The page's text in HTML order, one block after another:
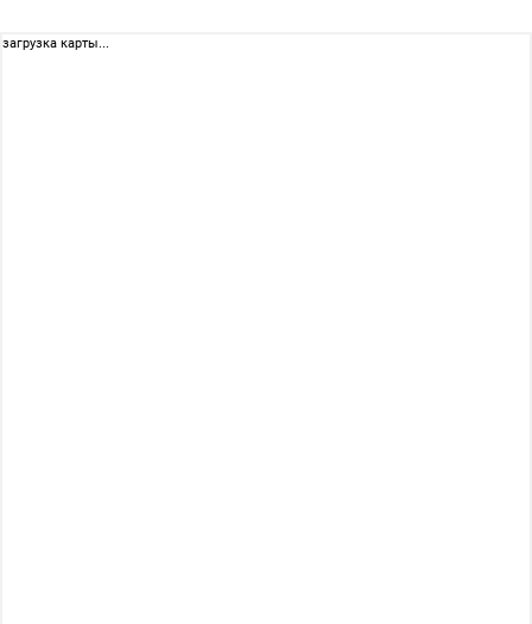
загрузка карты...